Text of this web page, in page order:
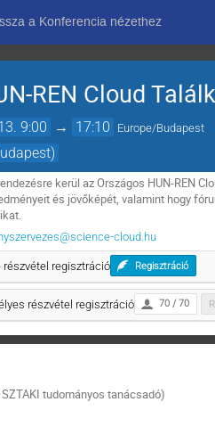
a Konferencia nézethez
REN Cloud
9:00 → 17:10 Europe/Budapest
kerül az Országos HUN-REN
és jövőképét, valamint hogy
cloud.hu
részvétel regisztráció Regisztráció
részvétel regisztráció 70 / 70
tudományos tanácsadó)